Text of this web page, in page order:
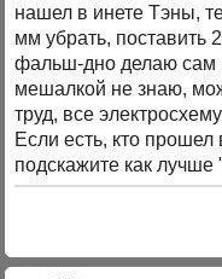
нашел в инете Тэны,
мм убрать, поставить
фальш-дно делаю сам
мешалкой не знаю,
труд, все
Если есть, кто
подскажите как лучше